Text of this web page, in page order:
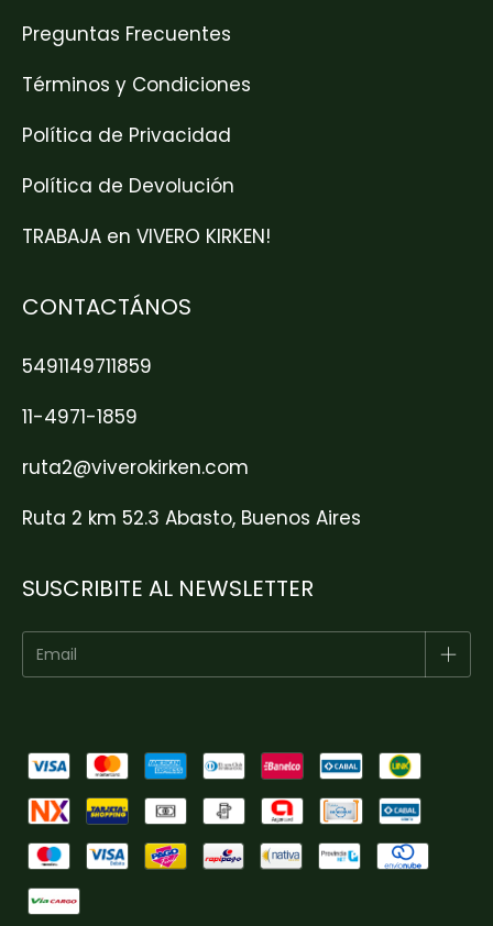
Preguntas Frecuentes
Términos y Condiciones
Política de Privacidad
Política de Devolución
TRABAJA en VIVERO KIRKEN!
CONTACTÁNOS
5491149711859
11-4971-1859
ruta2@viverokirken.com
Ruta 2 km 52.3 Abasto, Buenos Aires
SUSCRIBITE AL NEWSLETTER